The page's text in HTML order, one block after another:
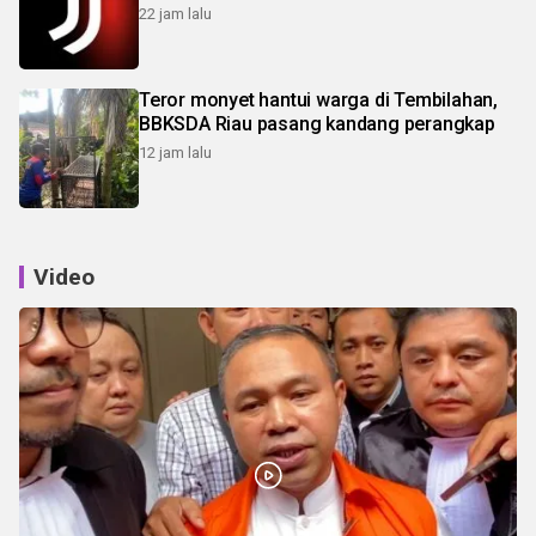
22 jam lalu
Teror monyet hantui warga di Tembilahan,
BBKSDA Riau pasang kandang perangkap
12 jam lalu
Video